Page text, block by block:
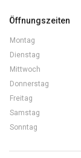
Öffnungszeiten
Montag
Dienstag
Mittwoch
Donnerstag
Freitag
Samstag
Sonntag